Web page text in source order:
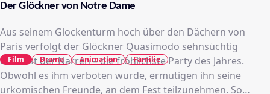
Der Glöckner von Notre Dame
Aus seinem Glockenturm hoch über den Dächern von
Paris verfolgt der Glöckner Quasimodo sehnsüchtig
das Fest der Narren – die fröhlichste Party des Jahres.
Obwohl es ihm verboten wurde, ermutigen ihn seine
urkomischen Freunde, an dem Fest teilzunehmen. So
Film Drama Animation Familie